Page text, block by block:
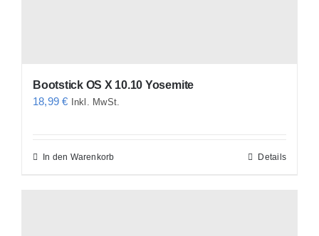
Bootstick OS X 10.10 Yosemite
18,99€ Inkl. MwSt.
In den Warenkorb Details